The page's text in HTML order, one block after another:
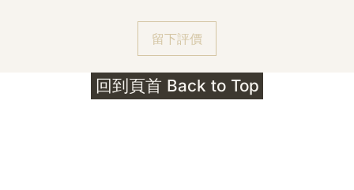
留下評價
回到頁首 Back to Top